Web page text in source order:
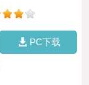
PC下载